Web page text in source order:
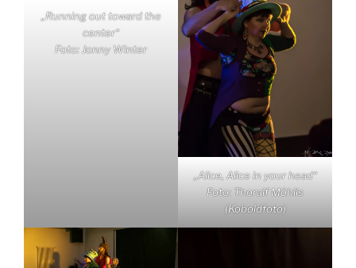
„Running out toward the
center“
Foto: Jonny Winter
„Alice, Alice in your head“
Foto: Thoralf Möhlis
(Koboldfoto)